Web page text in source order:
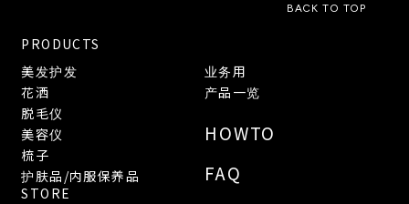
BACK TO TOP
PRODUCTS
美发护发
花洒
脱毛仪
美容仪
梳子
护肤品/内服保养品
业务用
产品一览
HOWTO
FAQ
STORE